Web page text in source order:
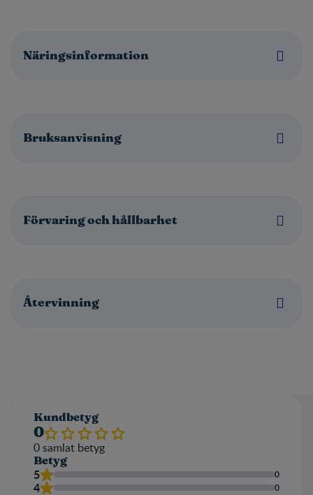
Näringsinformation
Bruksanvisning
Förvaring och hållbarhet
Återvinning
Kundbetyg
0
0samlat betyg
Betyg
5 0
4 0